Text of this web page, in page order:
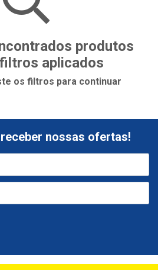
produtos
aplicados
os filtros para continuar
nossas ofertas!